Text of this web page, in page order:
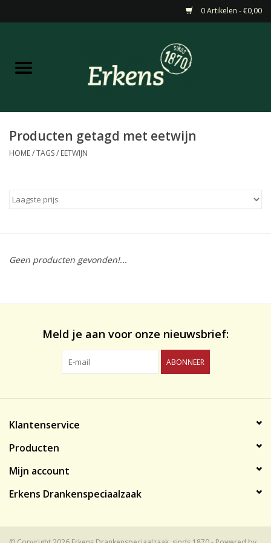
0 Artikelen - €0,00
Home
Barneveldse specialiteiten
Gedistilleerd &
Producten getagd met eetwijn
HOME/TAGS/ EETWIJN
Geen producten gevonden!...
Meld je aan voor onze nieuwsbrief:
ABONNEER
Klantenservice
Producten
Mijn account
Erkens Drankenspeciaalzaak